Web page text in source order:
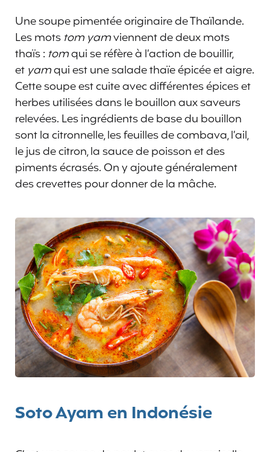
Une soupe pimentée originaire de Thaïlande.
Les mots tom yamviennent de deux mots
thaïs : tomqui se réfère à l’action de bouillir,
et yamqui est une salade thaïe épicée et aigre.
Cette soupe est cuite avec différentes épices et
herbes utilisées dans le bouillon aux saveurs
relevées. Les ingrédients de base du bouillon
sont la citronnelle, les feuilles de combava, l’ail,
le jus de citron, la sauce de poisson et des
piments écrasés. On y ajoute généralement
des crevettes pour donner de la mâche.
Soto Ayam en Indonésie